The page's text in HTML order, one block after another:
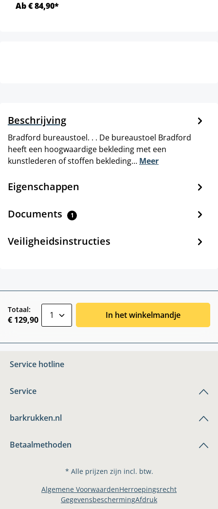
Ab € 84,90*
Beschrijving
Bradford bureaustoel. . . De bureaustoel Bradford
heeft een hoogwaardige bekleding met een
kunstlederen of stoffen bekleding… Meer
Eigenschappen
Documents 1
Veiligheidsinstructies
Totaal:
€ 129,90 In het winkelmandje
Service hotline
Service
barkrukken.nl
Betaalmethoden
* Alle prijzen zijn incl. btw.
Algemene VoorwaardenHerroepingsrecht
GegevensbeschermingAfdruk